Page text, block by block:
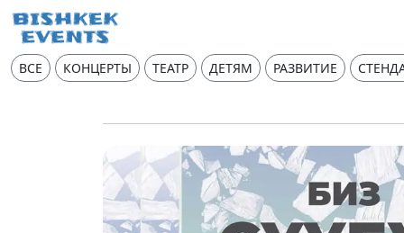
ВСЕ КОНЦЕРТЫ ТЕАТР ДЕТЯМ РАЗВИТИЕ